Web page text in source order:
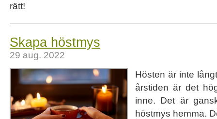
rätt!
Skapa höstmys
29 aug. 2022
Hösten är inte
årstiden är det
inne. Det är
höstmys hemma.